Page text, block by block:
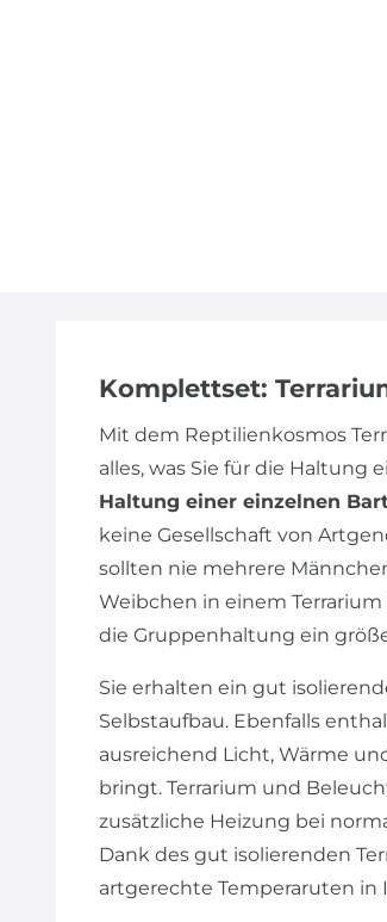
Komplettset:
Mit dem Reptilienkosmos
alles, was Sie für die Haltung
Haltung einer einzelnen
keine Gesellschaft von
sollten nie mehrere
Weibchen in einem
die Gruppenhaltung ein
Sie erhalten ein gut
Selbstaufbau. Ebenfalls
ausreichend Licht, Wärme
bringt. Terrarium und
zusätzliche Heizung bei
Dank des gut isolierenden
artgerechte Temperaruten in